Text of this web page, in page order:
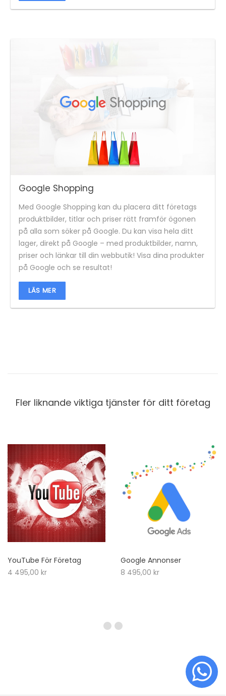
Google Shopping
Med Google Shopping kan du placera ditt företags
produktbilder, titlar och priser rätt framför ögonen
på alla som söker på Google. Du kan visa hela ditt
lager, direkt på Google – med produktbilder, namn,
priser och länkar till din webbutik! Visa dina produkter
på Google och se resultat!
LÄS MER
Fler liknande viktiga tjänster för ditt företag
YouTube För Företag
4 495,00 kr
Google Annonser
8 495,00 kr